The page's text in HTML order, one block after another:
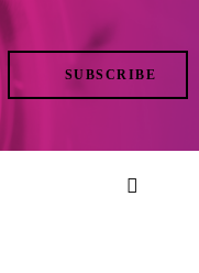
SUBSCRIBE